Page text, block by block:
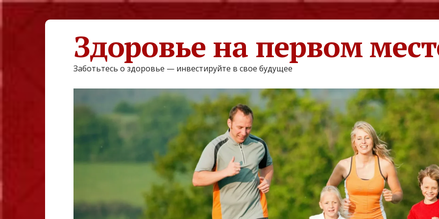
Здоровье на первом
Заботьтесь о здоровье — инвестируйте в свое будущее